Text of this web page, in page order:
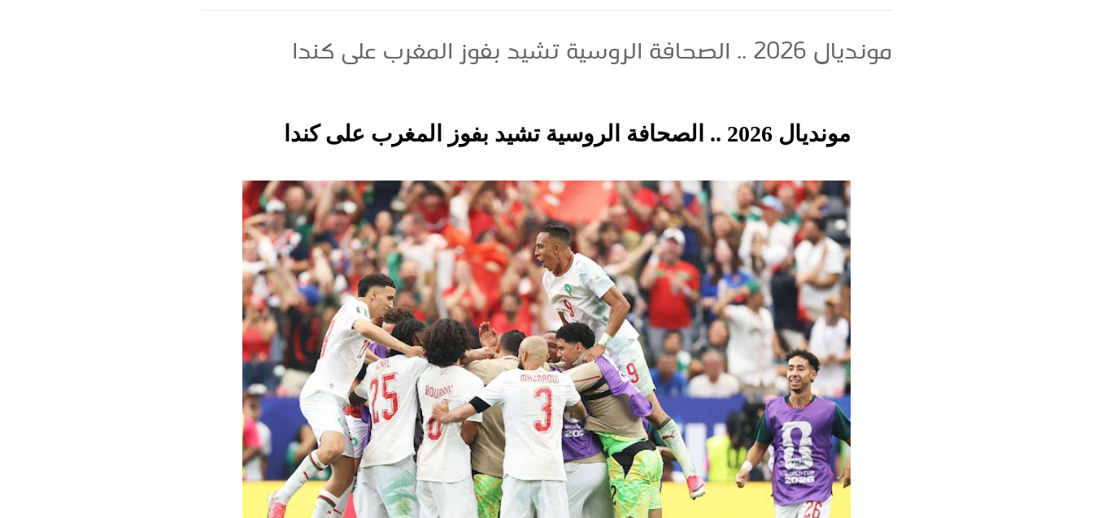
مونديال 2026 .. الصحافة الروسية تشيد بفوز المغرب على كندا
مونديال 2026 .. الصحافة الروسية تشيد بفوز المغرب على كندا